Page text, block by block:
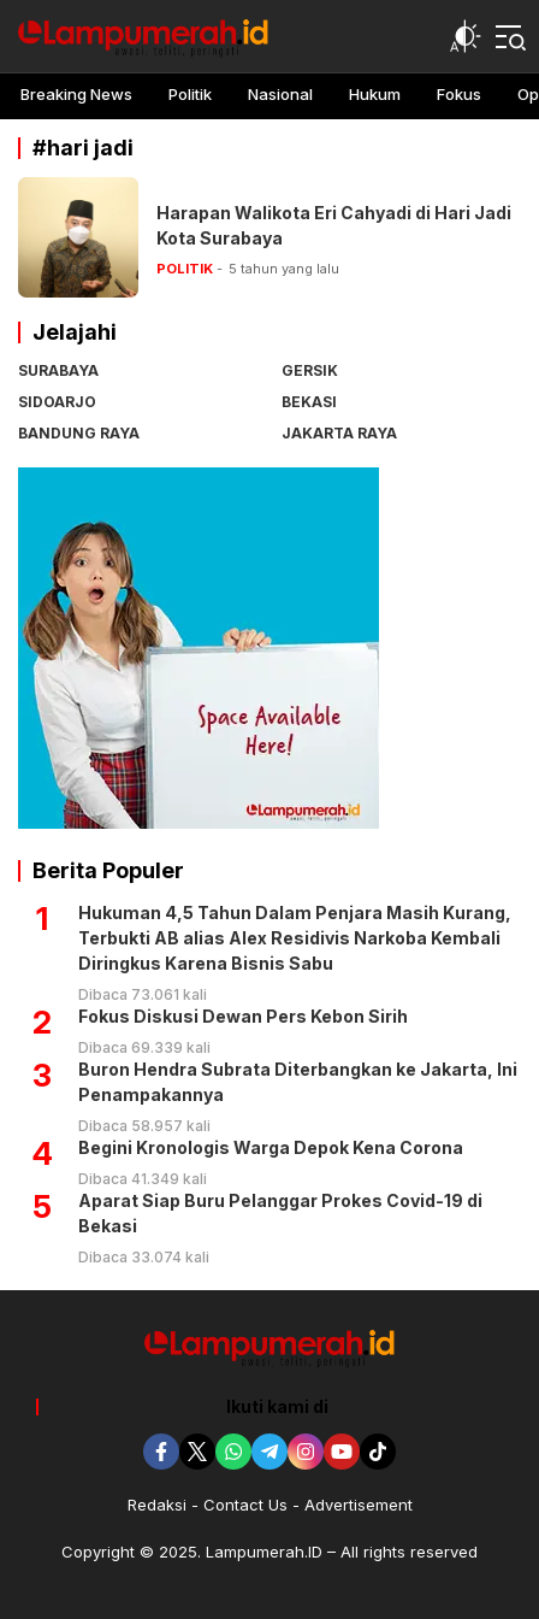
lampu merah
Awasi, teliti, peringati
Breaking News Politik Nasional Hukum Fokus
#hari jadi
Harapan Walikota Eri Cahyadi di Hari Jadi
Kota Surabaya
POLITIK 5 tahun yang lalu
Jelajahi
SURABAYA
GERSIK
SIDOARJO
BEKASI
BANDUNG RAYA
JAKARTA RAYA
Berita Populer
1
Hukuman 4,5 Tahun Dalam Penjara Masih Kurang,
Terbukti AB alias Alex Residivis Narkoba Kembali
Diringkus Karena Bisnis Sabu
Dibaca 73.061 kali
2 Fokus Diskusi Dewan Pers Kebon Sirih
Dibaca 69.339 kali
3
Buron Hendra Subrata Diterbangkan ke Jakarta, Ini
Penampakannya
Dibaca 58.957 kali
4 Begini Kronologis Warga Depok Kena Corona
Dibaca 41.349 kali
5
Aparat Siap Buru Pelanggar Prokes Covid-19 di
Bekasi
Dibaca 33.074 kali
Ikuti kami di
Redaksi Contact Us Advertisement
Copyright © 2025. Lampumerah.ID – All rights reserved